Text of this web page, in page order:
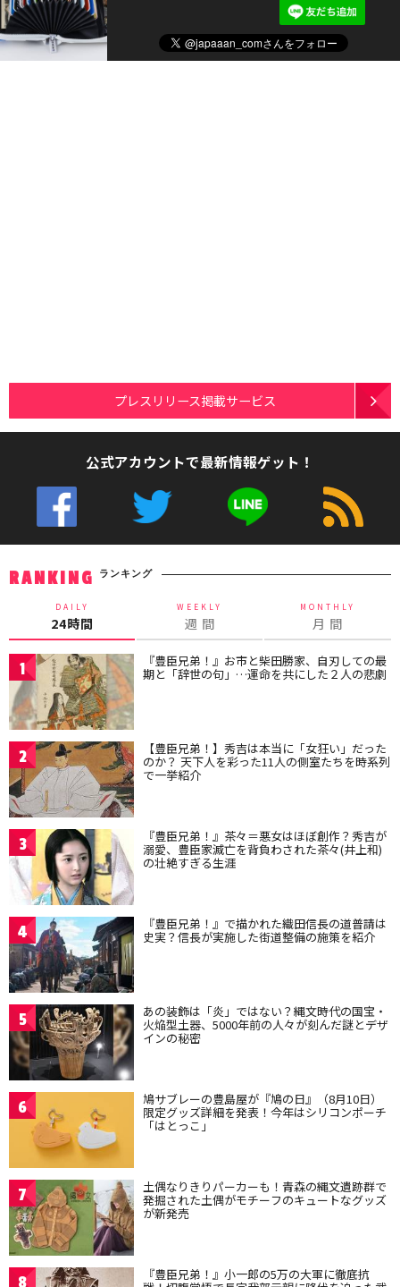
プレスリリース掲載サービス
公式アカウントで最新情報ゲット！
RANKING ランキング
DAILY
24時間
WEEKLY
週 間
MONTHLY
月 間
1 『豊臣兄弟！』お市と柴田勝家、自刃しての最
期と「辞世の句」…運命を共にした２人の悲劇
2 【豊臣兄弟！】秀吉は本当に「女狂い」だった
のか？ 天下人を彩った11人の側室たちを時系列
で一挙紹介
3 『豊臣兄弟！』茶々＝悪女はほぼ創作？秀吉が
溺愛、豊臣家滅亡を背負わされた茶々(井上和)
の壮絶すぎる生涯
4 『豊臣兄弟！』で描かれた織田信長の道普請は
史実？信長が実施した街道整備の施策を紹介
5 あの装飾は「炎」ではない？縄文時代の国宝・
火焔型土器、5000年前の人々が刻んだ謎とデザ
インの秘密
6 鳩サブレーの豊島屋が『鳩の日』（8月10日）
限定グッズ詳細を発表！今年はシリコンポーチ
「はとっこ」
7 土偶なりきりパーカーも！青森の縄文遺跡群で
発掘された土偶がモチーフのキュートなグッズ
が新発売
8 『豊臣兄弟！』小一郎の5万の大軍に徹底抗